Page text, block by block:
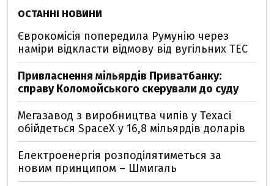
ОСТАННІ НОВИНИ
Єврокомісія попередила Румунію через
наміри відкласти відмову від вугільних ТЕС
Привласнення мільярдів Приватбанку:
справу Коломойського скерували до суду
Мегазавод з виробництва чипів у Техасі
обійдеться SpaceX у 16,8 мільярдів доларів
Електроенергія розподілятиметься за
новим принципом – Шмигаль